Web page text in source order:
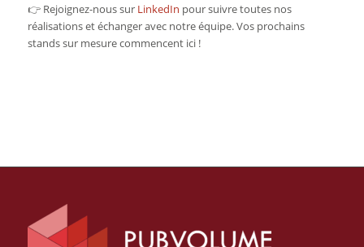
👉 Rejoignez-nous sur LinkedIn pour suivre toutes nos
réalisations et échanger avec notre équipe. Vos prochains
stands sur mesure commencent ici !